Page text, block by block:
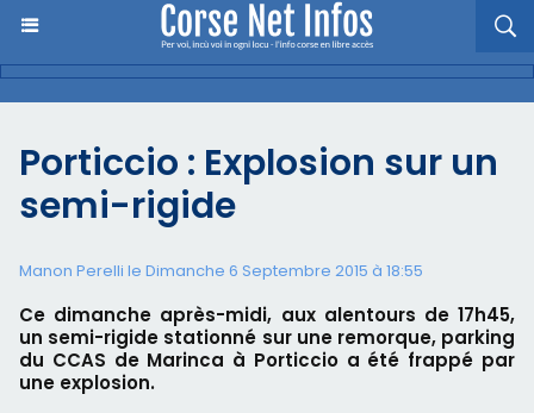
Porticcio : Explosion sur un
semi-rigide
Manon Perelli le Dimanche 6 Septembre 2015 à 18:55
Ce dimanche après-midi, aux alentours de 17h45,
un semi-rigide stationné sur une remorque, parking
du CCAS de Marinca à Porticcio a été frappé par
une explosion.